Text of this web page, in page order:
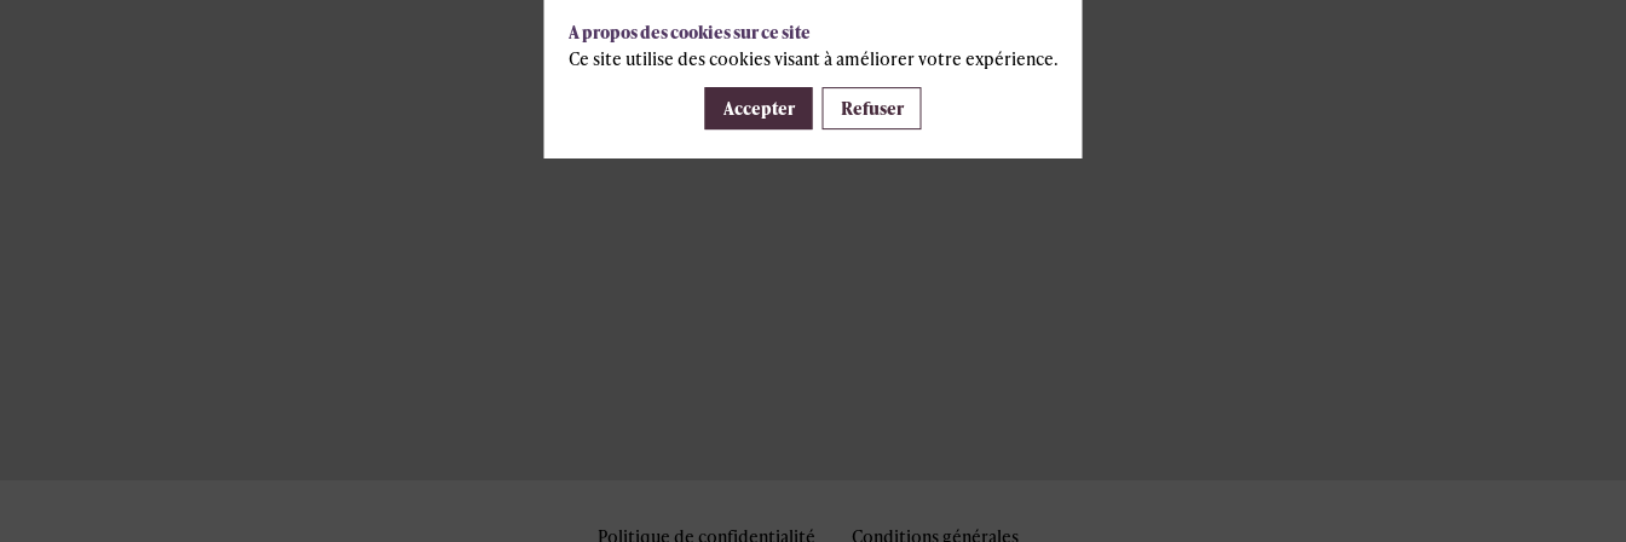
Politique de confidentialité Conditions générales
A propos des cookies sur ce site
Ce site utilise des cookies visant à améliorer votre expérience.
Accepter Refuser